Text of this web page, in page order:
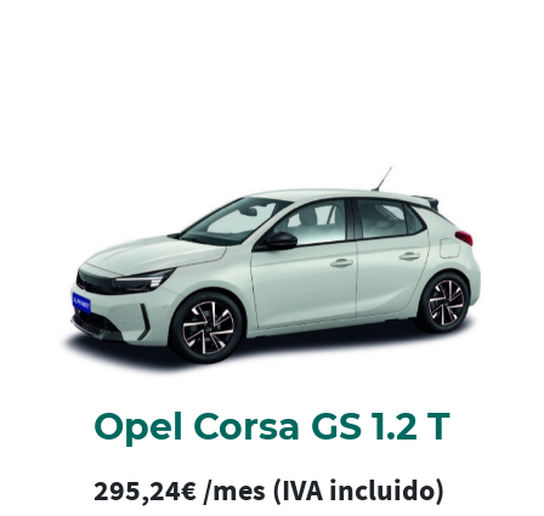
Opel Corsa GS 1.2 T
295,24€ /mes (IVA incluido)